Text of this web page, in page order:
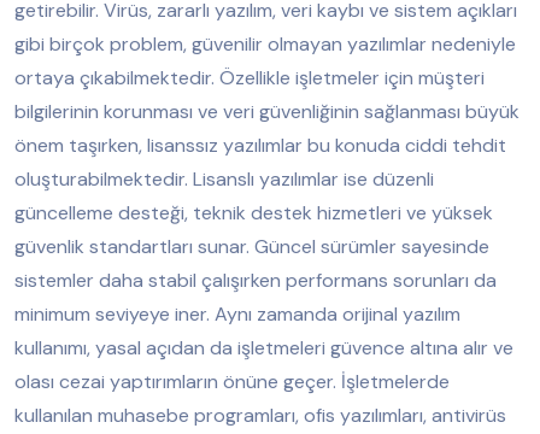
getirebilir. Virüs, zararlı yazılım, veri kaybı ve sistem açıkları
gibi birçok problem, güvenilir olmayan yazılımlar nedeniyle
ortaya çıkabilmektedir. Özellikle işletmeler için müşteri
bilgilerinin korunması ve veri güvenliğinin sağlanması büyük
önem taşırken, lisanssız yazılımlar bu konuda ciddi tehdit
oluşturabilmektedir. Lisanslı yazılımlar ise düzenli
güncelleme desteği, teknik destek hizmetleri ve yüksek
güvenlik standartları sunar. Güncel sürümler sayesinde
sistemler daha stabil çalışırken performans sorunları da
minimum seviyeye iner. Aynı zamanda orijinal yazılım
kullanımı, yasal açıdan da işletmeleri güvence altına alır ve
olası cezai yaptırımların önüne geçer. İşletmelerde
kullanılan muhasebe programları, ofis yazılımları, antivirüs